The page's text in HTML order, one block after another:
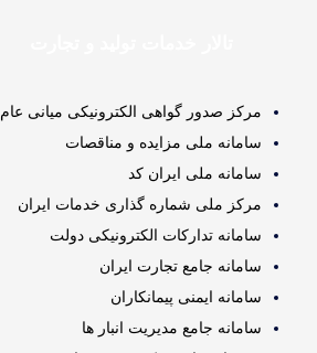
مرکز صدور گواهی الکترونیکی میانی عام
سامانه ملی مزایده و مناقصات
سامانه ملی ایران کد
مرکز ملی شماره گذاری خدمات ایران
سامانه تدارکات الکترونیکی دولت
سامانه جامع تجارت ایران
سامانه ایمنی پیمانکاران
سامانه جامع مدیریت انبار ها